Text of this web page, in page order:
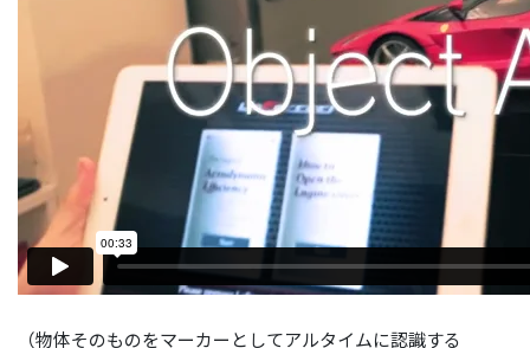
（物体そのものをマーカーとしてアルタイムに認識する